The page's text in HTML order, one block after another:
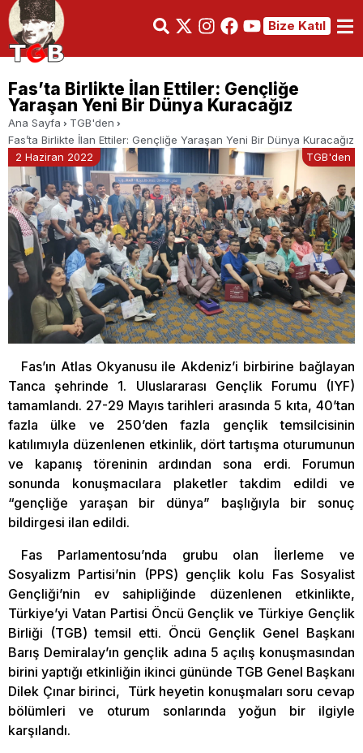
Bize Katıl
Fas’ta Birlikte İlan Ettiler: Gençliğe
Yaraşan Yeni Bir Dünya Kuracağız
Ana Sayfa
TGB'den
Fas’ta Birlikte İlan Ettiler: Gençliğe Yaraşan Yeni Bir Dünya Kuracağız
2 Haziran 2022
TGB'den
Fas’ın Atlas Okyanusu ile Akdeniz’i birbirine bağlayan
Tanca şehrinde 1. Uluslararası Gençlik Forumu (IYF)
tamamlandı. 27-29 Mayıs tarihleri arasında 5 kıta, 40’tan
fazla ülke ve 250’den fazla gençlik temsilcisinin
katılımıyla düzenlenen etkinlik, dört tartışma oturumunun
ve kapanış töreninin ardından sona erdi. Forumun
sonunda konuşmacılara plaketler takdim edildi ve
“gençliğe yaraşan bir dünya” başlığıyla bir sonuç
bildirgesi ilan edildi.
Fas Parlamentosu’nda grubu olan İlerleme ve
Sosyalizm Partisi’nin (PPS) gençlik kolu Fas Sosyalist
Gençliği’nin ev sahipliğinde düzenlenen etkinlikte,
Türkiye’yi Vatan Partisi Öncü Gençlik ve Türkiye Gençlik
Birliği (TGB) temsil etti. Öncü Gençlik Genel Başkanı
Barış Demiralay’ın gençlik adına 5 açılış konuşmasından
birini yaptığı etkinliğin ikinci gününde TGB Genel Başkanı
Dilek Çınar birinci, Türk heyetin konuşmaları soru cevap
bölümleri ve oturum sonlarında yoğun bir ilgiyle
karşılandı.